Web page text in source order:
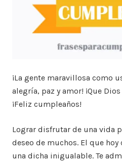
¡La gente maravillosa como
alegría, paz y amor! ¡Que
¡Feliz cumpleaños!
Lograr disfrutar de una vida
deseo de muchos. El que
una dicha inigualable. Te